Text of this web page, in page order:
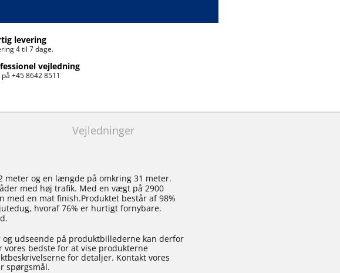
levering
4 til 7 dage.
vejledning
på+45 8642 8511
Vejledninger
og en længde på omkring 31 meter.
med høj trafik. Med en vægt på 2900
med en mat finish.Produktet består af 98%
hvoraf 76% er hurtigt fornybare.
udseende på produktbillederne kan derfor
bedste for at vise produkterne
for detaljer. Kontakt vores
spørgsmål.